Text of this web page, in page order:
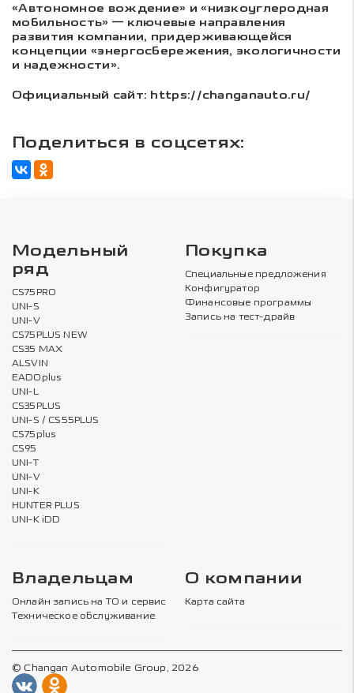
«Автономное вождение» и «низкоуглеродная
мобильность» — ключевые направления
развития компании, придерживающейся
концепции «энергосбережения, экологичности
и надежности».
Официальный сайт: https://changanauto.ru/
Поделиться в соцсетях:
Модельный
ряд
CS75PRO
UNI-S
UNI-V
CS75PLUS NEW
CS35 MAX
ALSVIN
EADOplus
UNI-L
CS35PLUS
UNI-S / CS55PLUS
CS75plus
CS95
UNI-T
UNI-V
UNI-K
HUNTER PLUS
UNI-K iDD
Покупка
Специальные предложения
Конфигуратор
Финансовые программы
Запись на тест-драйв
Владельцам
Онлайн запись на ТО и сервис
Техническое обслуживание
О компании
Карта сайта
© Changan Automobile Group, 2026